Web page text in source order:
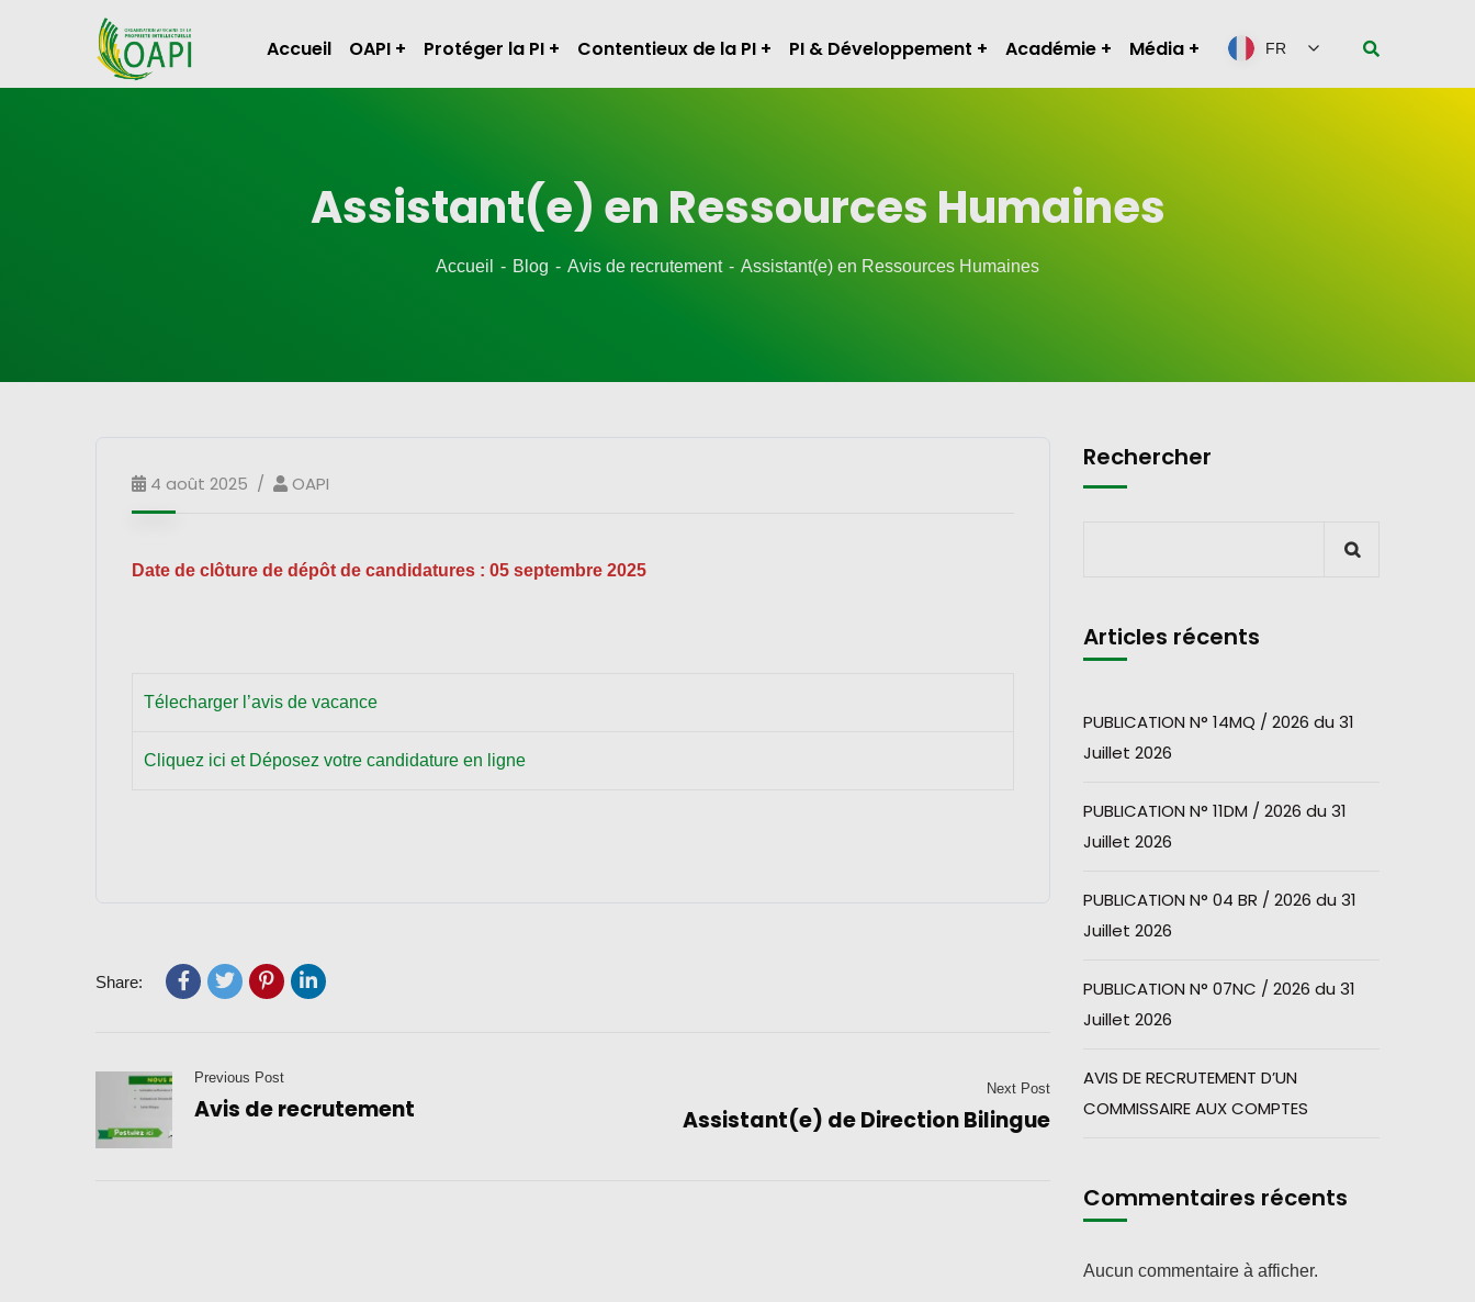
Accueil OAPI Protéger la PI Contentieux de la PI PI & Développement Académie Média FR
Assistant(e) en Ressources Humaines
Accueil Blog Avis de recrutement Assistant(e) en Ressources Humaines
4 août 2025 OAPI
Date de clôture de dépôt de candidatures : 05 septembre 2025
Télecharger l’avis de vacance
Cliquez ici et Déposez votre candidature en ligne
Share:
Previous Post
Avis de recrutement
Next Post
Assistant(e) de Direction Bilingue
Rechercher
Articles récents
PUBLICATION N° 14MQ / 2026 du 31
Juillet 2026
PUBLICATION N° 11DM / 2026 du 31
Juillet 2026
PUBLICATION N° 04 BR / 2026 du 31
Juillet 2026
PUBLICATION N° 07NC / 2026 du 31
Juillet 2026
AVIS DE RECRUTEMENT D’UN
COMMISSAIRE AUX COMPTES
Commentaires récents
Aucun commentaire à afficher.